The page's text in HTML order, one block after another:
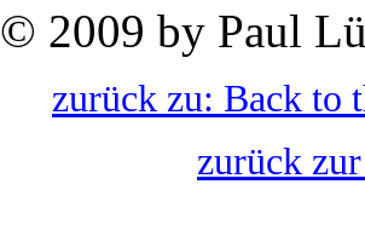
© 2009 by Paul
zurück zu: Back to
zurück